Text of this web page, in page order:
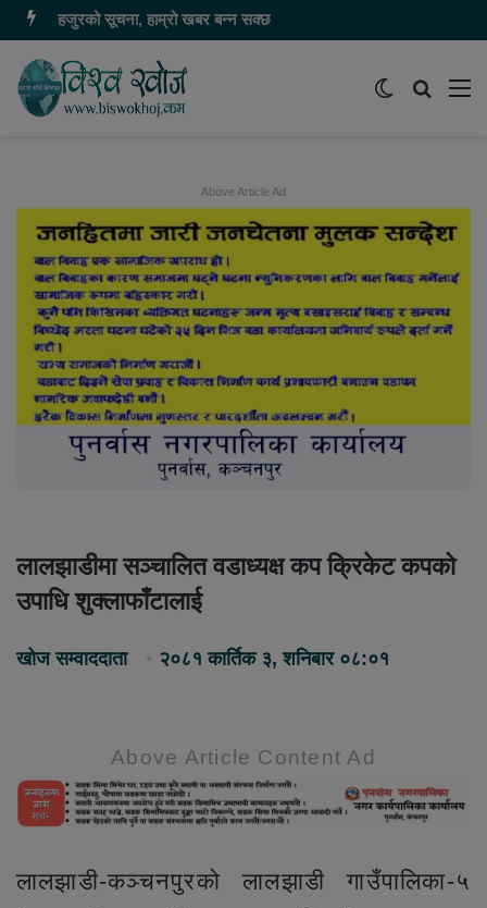
हजुरको सूचना, हाम्रो खबर बन्न सक्छ
समाचार
Switch
Above Article Ad
लालझाडीमा सञ्चालित वडाध्यक्ष कप क्रिकेट कपको
उपाधि शुक्लाफाँटालाई
खोज सम्वाददाता २०८१ कार्तिक ३, शनिबार ०८:०१
Above Article Content Ad
लालझाडी-कञ्चनपुरको लालझाडी गाउँपालिका-५